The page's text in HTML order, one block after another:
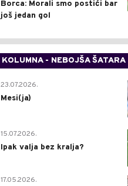
Borca: Morali smo postići bar
još jedan gol
KOLUMNA - NEBOJŠA ŠATARA
23.07.2026.
Mesi(ja)
15.07.2026.
Ipak valja bez kralja?
17.05.2026.